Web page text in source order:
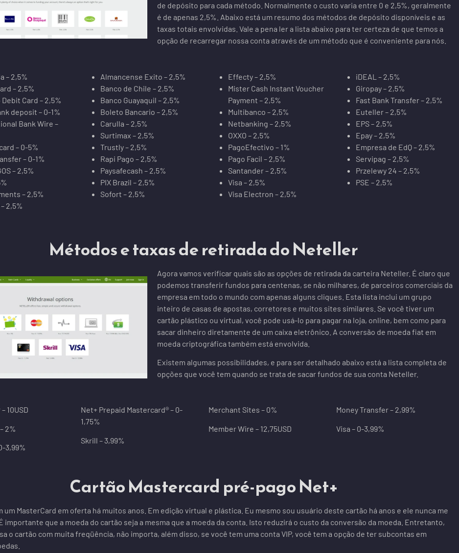
de depósito para cada método. Normalmente o custo varia entre 0 e 2,5%, geralmente
é de apenas 2,5%. Abaixo está um resumo dos métodos de depósito disponíveis e as
taxas totais envolvidas. Vale a pena ler a lista abaixo para ter certeza de que temos a
opção de recarregar nossa conta através de um método que é conveniente para nós.
– 2,5%
– 2,5%
Card – 2,5%
deposit – 0-1%
Bank Wire –
– 0-5%
– 0-1%
– 2,5%
– 2,5%
2,5%
Almancense Exito – 2,5%
Banco de Chile – 2,5%
Banco Guayaquil – 2,5%
Boleto Bancario – 2,5%
Carulla – 2,5%
Surtimax – 2,5%
Trustly – 2,5%
Rapi Pago – 2,5%
Paysafecash – 2,5%
PIX Brazil – 2,5%
Sofort – 2,5%
Effecty – 2,5%
Mister Cash Instant Voucher
Payment – 2,5%
Multibanco – 2,5%
Netbanking – 2,5%
OXXO – 2,5%
PagoEfectivo – 1%
Pago Facil – 2,5%
Santander – 2,5%
Visa – 2,5%
Visa Electron – 2,5%
iDEAL – 2,5%
Giropay – 2,5%
Fast Bank Transfer – 2,5%
Euteller – 2,5%
EPS – 2,5%
Epay – 2,5%
Empresa de EdQ – 2,5%
Servipag – 2,5%
Przelewy 24 – 2,5%
PSE – 2,5%
Métodos e taxas de retirada do Neteller
Agora vamos verificar quais são as opções de retirada da carteira Neteller. É claro que
podemos transferir fundos para centenas, se não milhares, de parceiros comerciais da
empresa em todo o mundo com apenas alguns cliques. Esta lista inclui um grupo
inteiro de casas de apostas, corretores e muitos sites similares. Se você tiver um
cartão plástico ou virtual, você pode usá-lo para pagar na loja, online, bem como para
sacar dinheiro diretamente de um caixa eletrônico. A conversão de moeda fiat em
moeda criptográfica também está envolvida.
Existem algumas possibilidades, e para ser detalhado abaixo está a lista completa de
opções que você tem quando se trata de sacar fundos de sua conta Neteller.
10USD
2%
3,99%
Net+ Prepaid Mastercard® – 0-
1,75%
Skrill – 3,99%
Merchant Sites – 0%
Member Wire – 12,75USD
Money Transfer – 2,99%
Visa – 0-3,99%
Cartão Mastercard pré-pago Net+
um MasterCard em oferta há muitos anos. Em edição virtual e plástica. Eu mesmo sou usuário deste cartão há anos e ele nunca me
importante que a moeda do cartão seja a mesma que a moeda da conta. Isto reduzirá o custo da conversão da moeda. Entretanto,
o cartão com muita freqüência, não importa, além disso, se você tem uma conta VIP, você tem a opção de ter subcontas em